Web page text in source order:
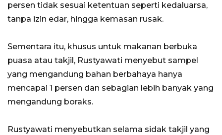
persen tidak sesuai ketentuan seperti kedaluarsa,
tanpa izin edar, hingga kemasan rusak.
Sementara itu, khusus untuk makanan berbuka
puasa atau takjil, Rustyawati menyebut sampel
yang mengandung bahan berbahaya hanya
mencapai 1 persen dan sebagian lebih banyak yang
mengandung boraks.
Rustyawati menyebutkan selama sidak takjil yang